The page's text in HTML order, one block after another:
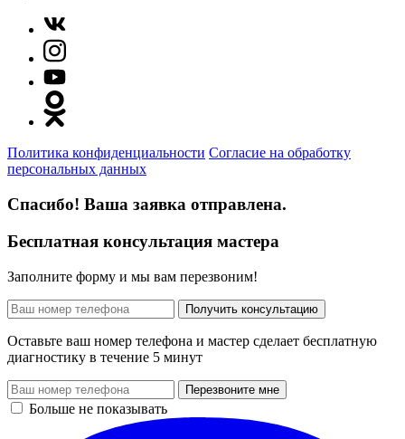
Политика конфиденциальности Согласие на обработку
персональных данных
Спасибо! Ваша заявка отправлена.
Бесплатная консультация мастера
Заполните форму и мы вам перезвоним!
Получить консультацию
Оставьте ваш номер телефона и мастер сделает бесплатную
диагностику в течение 5 минут
Перезвоните мне
Больше не показывать